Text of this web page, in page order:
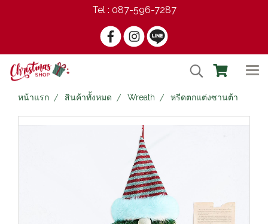
Tel : 087-596-7287
หน้าแรก สินค้าทั้งหมด Wreath หรีดตกแต่งซานต้า